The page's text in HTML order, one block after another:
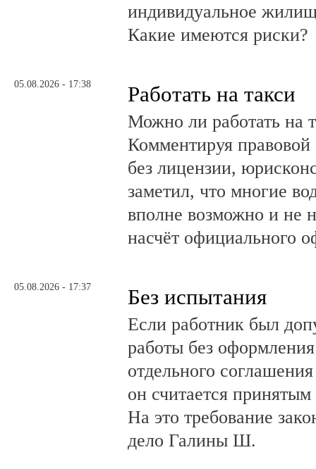
индивидуальное
Какие имеются риски?
05.08.2026 - 17:38 Работать на такси
Можно ли работать на
Комментируя правовой
без лицензии,
заметил, что многие
вполне возможно и не
насчёт официального
05.08.2026 - 17:37 Без испытания
Если работник был
работы без
отдельного
он считается
На это требование
дело Галины Ш.